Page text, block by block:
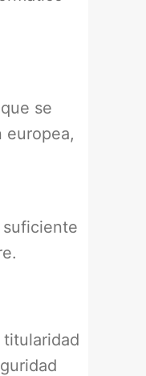
se
europea,